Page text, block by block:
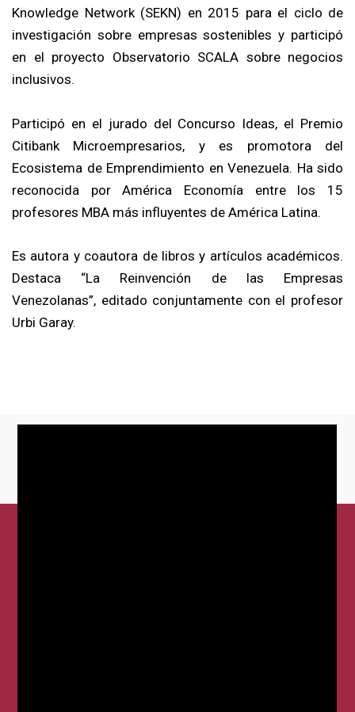
Knowledge Network (SEKN) en 2015 para el ciclo de
investigación sobre empresas sostenibles y participó
en el proyecto Observatorio SCALA sobre negocios
inclusivos.
Participó en el jurado del Concurso Ideas, el Premio
Citibank Microempresarios, y es promotora del
Ecosistema de Emprendimiento en Venezuela. Ha sido
reconocida por América Economía entre los 15
profesores MBA más influyentes de América Latina.
Es autora y coautora de libros y artículos académicos.
Destaca “La Reinvención de las Empresas
Venezolanas”, editado conjuntamente con el profesor
Urbi Garay.